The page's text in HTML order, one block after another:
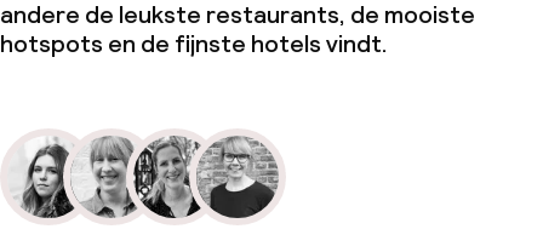
andere de leukste restaurants, de mooiste
hotspots en de fijnste hotels vindt.